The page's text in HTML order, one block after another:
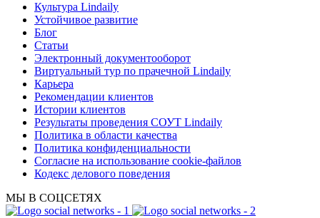
Культура Lindaily
Устойчивое развитие
Блог
Статьи
Электронный документооборот
Виртуальный тур по прачечной Lindaily
Карьера
Рекомендации клиентов
Истории клиентов
Результаты проведения СОУТ Lindaily
Политика в области качества
Политика конфиденциальности
Согласие на использование cookie-файлов
Кодекс делового поведения
МЫ В СОЦСЕТЯХ